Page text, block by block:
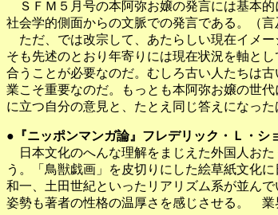
ＳＦＭ５月号の本阿弥お嬢の発言には基本的
社会学的側面からの文脈での発言である。（
ただ、では改宗して、あたらしい現在イメ
そも先述のとおり年寄りには現在状況を軸と
合うことが必要なのだ。むしろ古い人たちは
業こそ重要なのだ。もっとも本阿弥お嬢の世
に立つ自分の意見と、たとえ同じ答えになっ
● 『ニッポンマンガ論』フレデリック・Ｌ・シ
日本文化のへんな理解をまじえた外国人お
う。「鳥獣戯画」を皮切りにした絵草紙文化
和一、土田世紀といったリアリズム系が並ん
姿勢も著者の性格の温厚さを感じさせる。 業